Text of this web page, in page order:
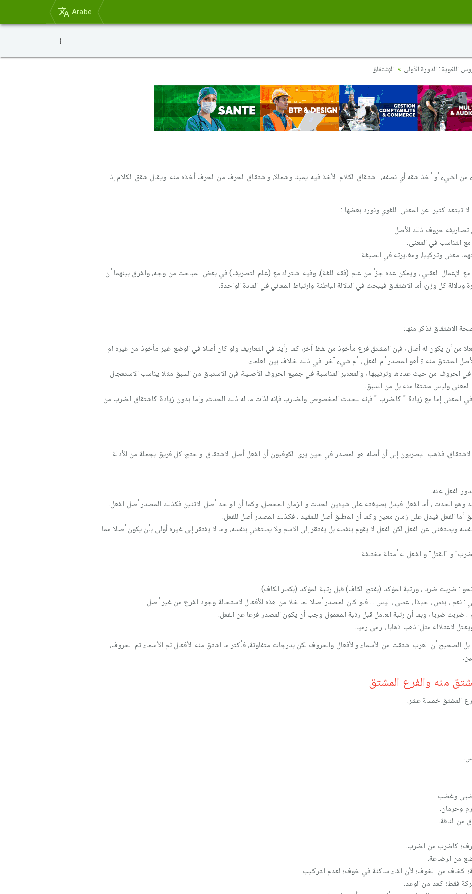
Arabe
اللغوية : الدورة الأولى الإشتقاق
الشيء أو أخذ شقه أي نصفه، اشتقاق الكلام الأخذ فيه يمينا وشمالا، واشتقاق الحرف من الحرف أخذه منه. ويقال شقق الكلام إذا
تبتعد كثيرا عن المعنى اللغوي ونورد بعضها :
حروف ذلك الأصل.
التناسب في المعنى.
معنى وتركيبا، ومغايرته في الصيغة.
مع الإعمال العقلي ، ويمكن عده جزأ من علم (فقه اللغة)، وفيه اشتراك مع (علم التصريف) في بعض المباحث من وجه، والفرق بينهما أن
كل وزن، أما الاشتقاق فيبحث في الدلالة الباطنة وارتباط المعاني في المادة الواحدة.
الاشتقاق نذكر منها:
من أن يكون له أصل ، فإن المشتق فرع مأخوذ من لفظ آخر، كما رأينا في التعاريف ولو كان أصلا في الوضع غير مأخوذ من غيره لم
المشتق منه ؟ أهو المصدر أم الفعل ، أم شيء آخر. في ذلك خلاف بين العلماء.
الحروف من حيث عددها وترتيبها ، والمعتبر المناسبة في جميع الحروف الأصلية، فإن الاستباق من السبق مثلا يناسب الاستعجال
وليس مشتقا منه بل من السبق.
المعنى إما مع زيادة " كالضرب " فإنه للحدث المخصوص والضارب فإنه لذات ما له ذلك الحدث، وإما بدون زيادة كاشتقاق الضرب من
فذهب البصريون إلى أن أصله هو المصدر في حين يرى الكوفيون أن الفعل أصل الاشتقاق. واحتج كل فريق بجملة من الأدلة.
الفعل عنه.
الحدث ، أما الفعل فيدل بصيغته على شيئين الحدث و الزمان المحصل، وكما أن الواحد أصل الاثنين فكذلك المصدر أصل الفعل.
أما الفعل فيدل على زمان معين وكما أن المطلق أصل للمقيد ، فكذلك المصدر أصل للفعل.
ويستغنى عن الفعل لكن الفعل لا يقوم بنفسه بل يفتقر إلى الاسم ولا يستغني بنفسه، وما لا يفتقر إلى غيره أولى بأن يكون أصلا مما
و "القتل" و الفعل له أمثلة مختلفة.
: ضربت ضربا ، ورتبة المؤكد (بفتح الكاف) قبل رتبة المؤكد (بكسر الكاف).
: نعم ، بئس ، حبذا ، عسى ، ليس ... فلو كان المصدر أصلا لما خلا من هذه الأفعال لاستحالة وجود الفرع من غير أصل.
ضربت ضربا ، وبما أن رتبة العامل قبل رتبة المعمول وجب أن يكون المصدر فرعا عن الفعل.
لاعتلاله مثل: ذهب ذهابا ، رمى رميا.
الصحيح أن العرب اشتقت من الأسماء والأفعال والحروف لكن بدرجات متفاوتة، فأكثر ما اشتق منه الأفعال ثم الأسماء ثم الحروف،
منه والفرع المشتق
المشتق خمسة عشر:
وغضب.
وحرمان.
من الناقة.
كاضرب من الضرب.
من الرضاعة.
كخاف من الخوف؛ لأن الفاء ساكنة في خوف؛ لعدم التركيب.
فقط؛ كعد من الوعد.